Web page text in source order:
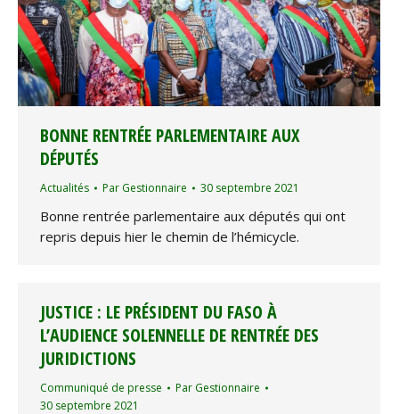
BONNE RENTRÉE PARLEMENTAIRE AUX
DÉPUTÉS
Actualités Par Gestionnaire 30 septembre 2021
Bonne rentrée parlementaire aux députés qui ont
repris depuis hier le chemin de l’hémicycle.
JUSTICE : LE PRÉSIDENT DU FASO À
L’AUDIENCE SOLENNELLE DE RENTRÉE DES
JURIDICTIONS
Communiqué de presse Par Gestionnaire
30 septembre 2021